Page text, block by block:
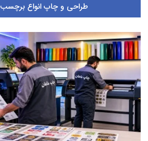
طراحی و چاپ انواع برچسب